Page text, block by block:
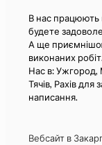
В нас працюють
будете
А ще
виконаних
Нас в: Ужгород,
Тячів, Рахів
написання.
Вебсайт в